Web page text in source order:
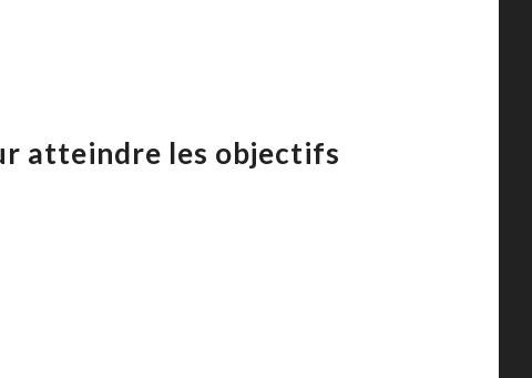
atteindre les objectifs